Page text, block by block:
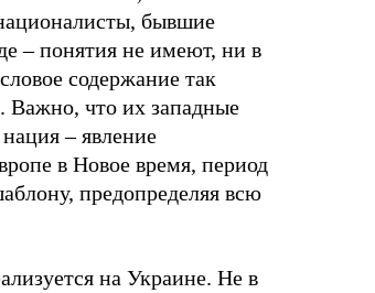
бывшие
– понятия не имеют, ни в
содержание так
Важно, что их западные
– явление
в Новое время, период
предопределяя всю
на Украине. Не в